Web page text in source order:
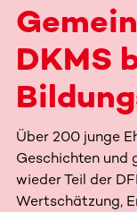
DKMS
Über 200 junge
Geschichten und
wieder Teil der
Wertschätzung,